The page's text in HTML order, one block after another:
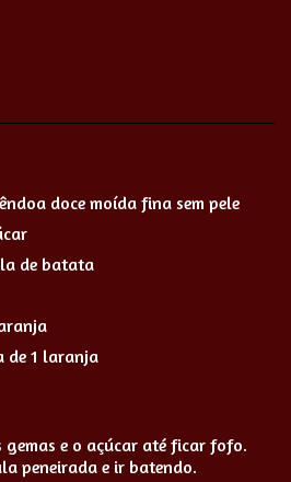
doce moída fina sem pele
de batata
de 1 laranja
gemas e o açúcar até ficar fofo.
peneirada e ir batendo.